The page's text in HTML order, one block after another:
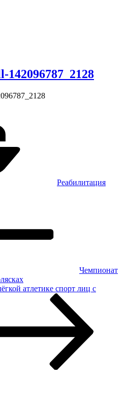
Реабилитация
Чемпионат
атлетике спорт лиц с